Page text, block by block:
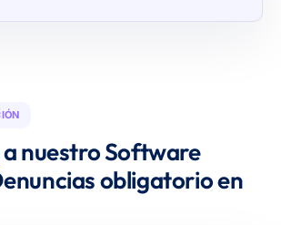
a nuestro Software
obligatorio en